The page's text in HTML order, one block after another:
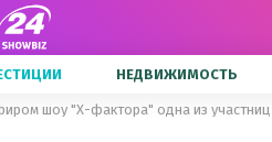
НЕДВИЖИМОСТЬ
шоу "Х-фактора" одна из